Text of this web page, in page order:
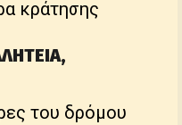
κράτησης
του δρόμου